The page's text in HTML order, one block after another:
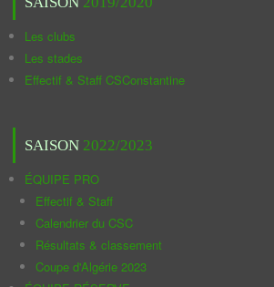
Les clubs
Les stades
Effectif & Staff CSConstantine
SAISON 2022/2023
ÉQUIPE PRO
Effectif & Staff
Calendrier du CSC
Résultats & classement
Coupe d'Algérie 2023